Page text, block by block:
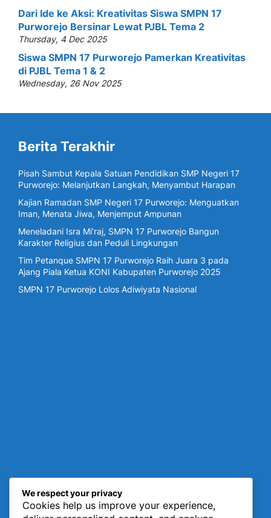
Dari Ide ke Aksi: Kreativitas Siswa SMPN 17
Purworejo Bersinar Lewat PJBL Tema 2
Thursday, 4 Dec 2025
Siswa SMPN 17 Purworejo Pamerkan Kreativitas
di PJBL Tema 1 & 2
Wednesday, 26 Nov 2025
Berita Terakhir
Pisah Sambut Kepala Satuan Pendidikan SMP Negeri 17
Purworejo: Melanjutkan Langkah, Menyambut Harapan
Kajian Ramadan SMP Negeri 17 Purworejo: Menguatkan
Iman, Menata Jiwa, Menjemput Ampunan
Meneladani Isra Mi’raj, SMPN 17 Purworejo Bangun
Karakter Religius dan Peduli Lingkungan
Tim Petanque SMPN 17 Purworejo Raih Juara 3 pada
Ajang Piala Ketua KONI Kabupaten Purworejo 2025
SMPN 17 Purworejo Lolos Adiwiyata Nasional
We respect your privacy
Cookies help us improve your experience,